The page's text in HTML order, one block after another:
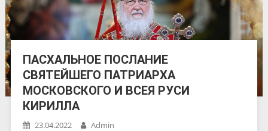
ПАСХАЛЬНОЕ ПОСЛАНИЕ
СВЯТЕЙШЕГО ПАТРИАРХА
МОСКОВСКОГО И ВСЕЯ РУСИ
КИРИЛЛА
23.04.2022 Admin